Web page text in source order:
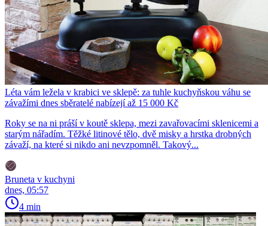
Léta vám ležela v krabici ve sklepě: za tuhle kuchyňskou váhu se
závažími dnes sběratelé nabízejí až 15 000 Kč
Roky se na ni práší v koutě sklepa, mezi zavařovacími sklenicemi a
starým nářadím. Těžké litinové tělo, dvě misky a hrstka drobných
závaží, na které si nikdo ani nevzpomněl. Takový...
Bruneta v kuchyni
dnes, 05:57
4 min